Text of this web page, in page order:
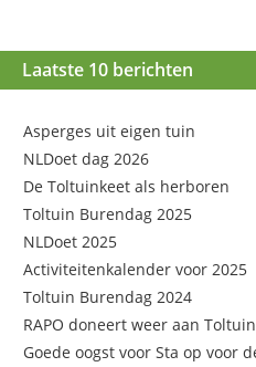
Laatste 10 berichten
Asperges uit eigen tuin
NLDoet dag 2026
De Toltuinkeet als herboren
Toltuin Burendag 2025
NLDoet 2025
Activiteitenkalender voor 2025
Toltuin Burendag 2024
RAPO doneert weer aan Toltuin
Goede oogst voor Sta op voor